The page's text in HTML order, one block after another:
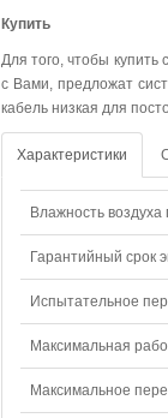
Для того, чтобы купить
с Вами, предложат
кабель низкая для
Характеристики
Влажность воздуха
Гарантийный срок
Испытательное
Максимальная
Максимальное